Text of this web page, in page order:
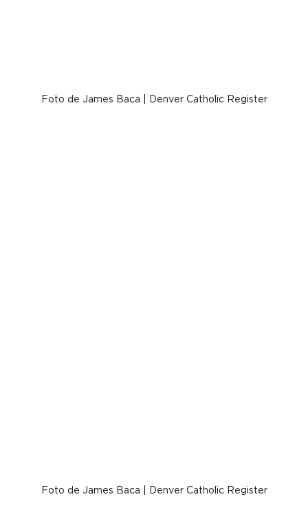
Foto de James Baca | Denver Catholic Register
Foto de James Baca | Denver Catholic Register